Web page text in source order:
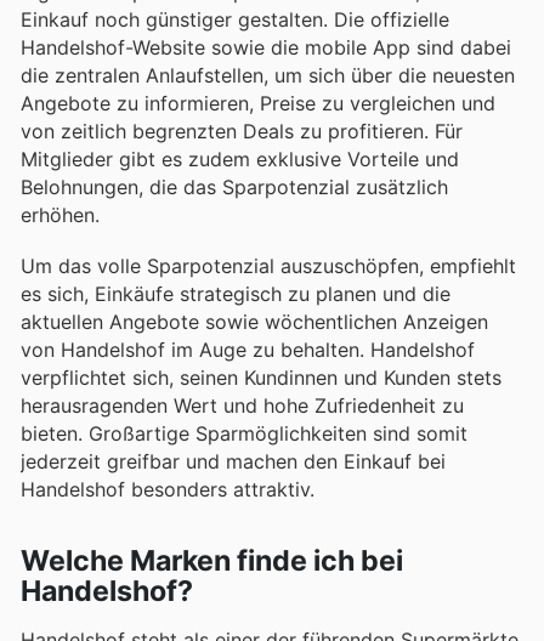
Einkauf noch günstiger gestalten. Die offizielle
Handelshof-Website sowie die mobile App sind dabei
die zentralen Anlaufstellen, um sich über die neuesten
Angebote zu informieren, Preise zu vergleichen und
von zeitlich begrenzten Deals zu profitieren. Für
Mitglieder gibt es zudem exklusive Vorteile und
Belohnungen, die das Sparpotenzial zusätzlich
erhöhen.
Um das volle Sparpotenzial auszuschöpfen, empfiehlt
es sich, Einkäufe strategisch zu planen und die
aktuellen Angebote sowie wöchentlichen Anzeigen
von Handelshof im Auge zu behalten. Handelshof
verpflichtet sich, seinen Kundinnen und Kunden stets
herausragenden Wert und hohe Zufriedenheit zu
bieten. Großartige Sparmöglichkeiten sind somit
jederzeit greifbar und machen den Einkauf bei
Handelshof besonders attraktiv.
Welche Marken finde ich bei
Handelshof?